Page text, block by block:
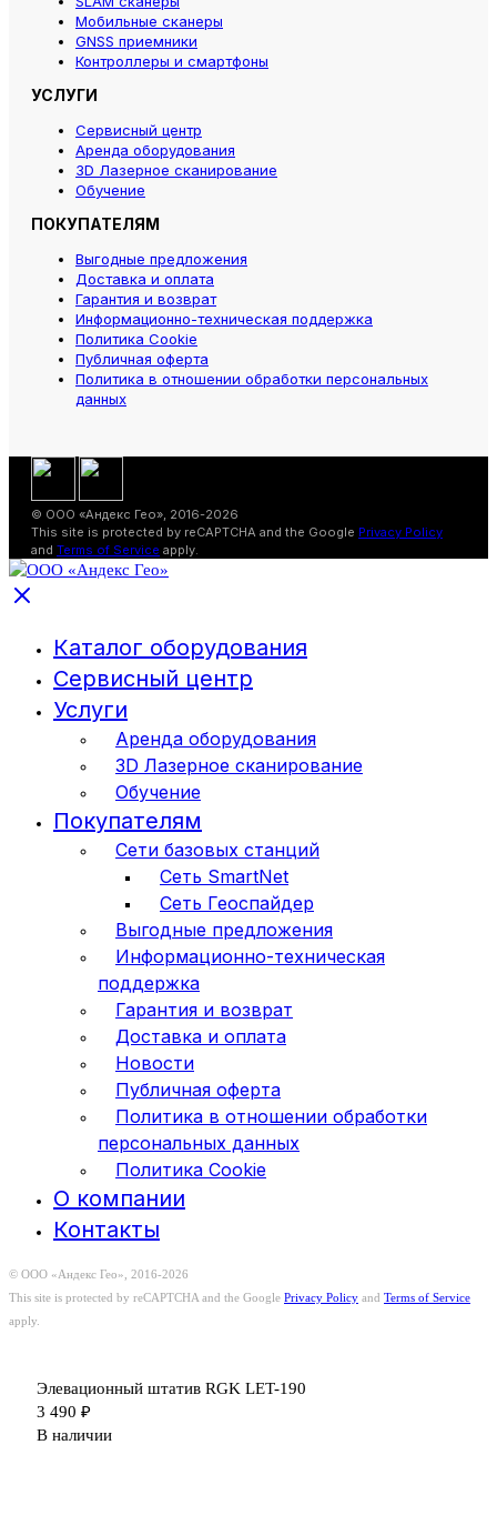
Мобильные сканеры
GNSS приемники
Контроллеры и смартфоны
УСЛУГИ
Сервисный центр
Аренда оборудования
3D Лазерное сканирование
Обучение
ПОКУПАТЕЛЯМ
Выгодные предложения
Доставка и оплата
Гарантия и возврат
Информационно-техническая поддержка
Политика Cookie
Публичная оферта
Политика в отношении обработки персональных
данных
© ООО «Андекс Гео», 2016-2026
This site is protected by reCAPTCHA and the Google Privacy Policy
and Terms of Service apply.
Каталог оборудования
Сервисный центр
Услуги
Аренда оборудования
3D Лазерное сканирование
Обучение
Покупателям
Сети базовых станций
Сеть SmartNet
Сеть Геоспайдер
Выгодные предложения
Информационно-техническая
поддержка
Гарантия и возврат
Доставка и оплата
Новости
Публичная оферта
Политика в отношении обработки
персональных данных
Политика Cookie
О компании
Контакты
© ООО «Андекс Гео», 2016-2026
This site is protected by reCAPTCHA and the Google Privacy Policy and Terms of Service
apply.
Элевационный штатив RGK LET-190
3 490 ₽
В наличии